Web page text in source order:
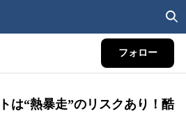
フォロー
は“熱暴走”のリスクあり！酷